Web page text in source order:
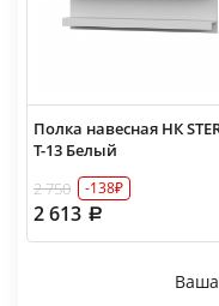
Полка навесная НК
Т-13 Белый
2 750
-138₽
2 613